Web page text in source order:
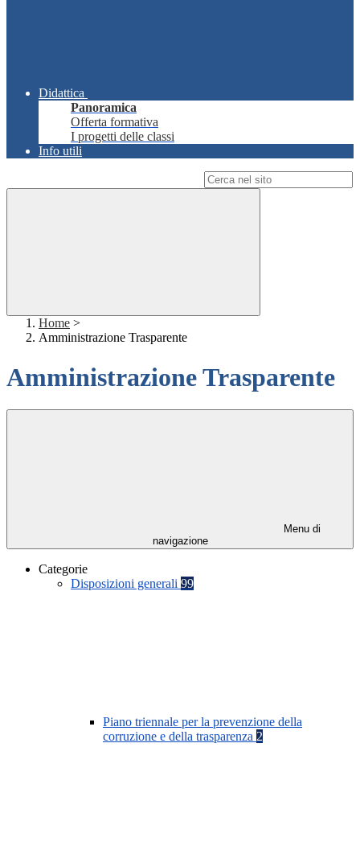
Didattica
Panoramica
Offerta formativa
I progetti delle classi
Info utili
Home >
Amministrazione Trasparente
Amministrazione Trasparente
Menu di
navigazione
Categorie
Disposizioni generali 99
Piano triennale per la prevenzione della
corruzione e della trasparenza 2